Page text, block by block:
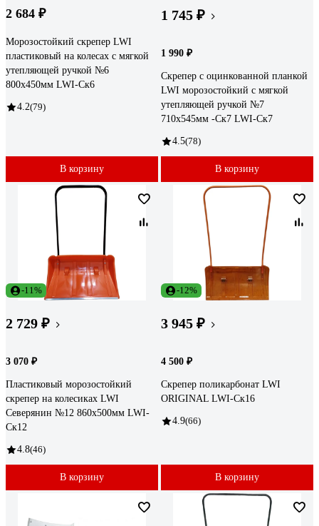
2 684 ₽
Морозостойкий скрепер LWI
пластиковый на колесах с мягкой
утепляющей ручкой №6
800x450мм LWI-Cк6
4.2(79)
В корзину
1 745 ₽
1 990 ₽
Скрепер с оцинкованной планкой
LWI морозостойкий с мягкой
утепляющей ручкой №7
710x545мм -Cк7 LWI-Ск7
4.5(78)
В корзину
-11%
2 729 ₽
3 070 ₽
Пластиковый морозостойкий
скрепер на колесиках LWI
Северянин №12 860x500мм LWI-
Cк12
4.8(46)
В корзину
-12%
3 945 ₽
4 500 ₽
Скрепер поликарбонат LWI
ORIGINAL LWI-Ск16
4.9(66)
В корзину